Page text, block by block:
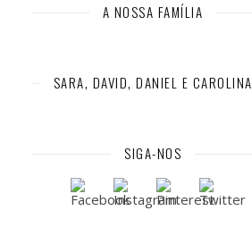
A NOSSA FAMÍLIA
SARA, DAVID, DANIEL E CAROLINA
SIGA-NOS